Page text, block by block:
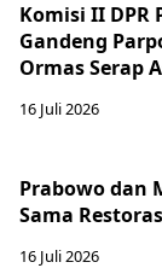
Komisi II DPR
Gandeng
Ormas Serap
16 Juli 2026
Prabowo dan
Sama
16 Juli 2026